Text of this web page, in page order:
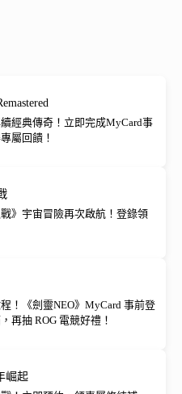
經典傳奇！立即完成MyCard事
屬回饋！
戰》宇宙冒險再次啟航！登錄領
！《劍靈NEO》MyCard 事前登
再抽 ROG 電競好禮！
崛起